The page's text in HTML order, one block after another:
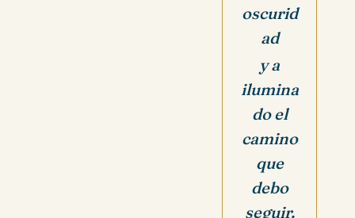
oscurid
ad
y a
ilumina
do el
camino
que
debo
seguir.